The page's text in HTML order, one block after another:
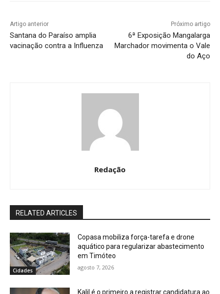
Artigo anterior
Santana do Paraíso amplia
vacinação contra a Influenza
Próximo artigo
6ª Exposição Mangalarga
Marchador movimenta o Vale
do Aço
Redação
RELATED ARTICLES
Cidades
Copasa mobiliza força-tarefa e drone
aquático para regularizar abastecimento
em Timóteo
agosto 7, 2026
Kalil é o primeiro a registrar candidatura ao